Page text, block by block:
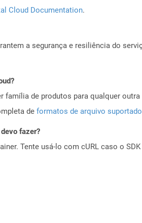
Cloud Documentation.
a segurança e resiliência do
de produtos para qualquer outra
de formatos de arquivo
fazer?
Tente usá-lo com cURL caso o